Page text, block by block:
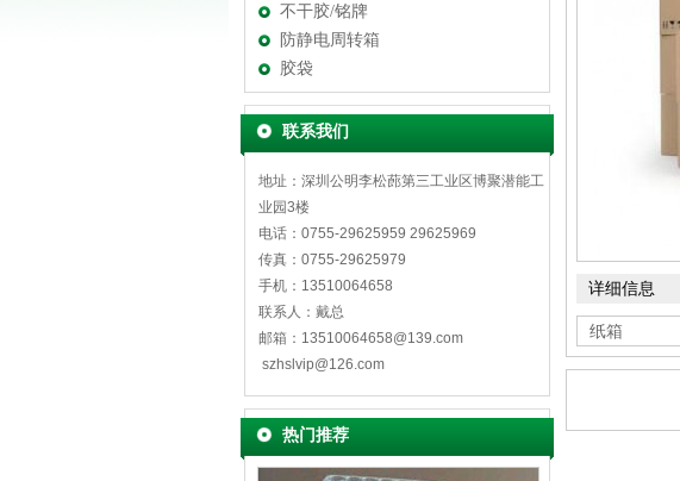
不干胶/铭牌
防静电周转箱
胶袋
联系我们
地址：深圳公明李松蓢第三工业区博聚潜能工
业园3楼
电话：0755-29625959 29625969
传真：0755-29625979
手机：13510064658
联系人：戴总
邮箱：13510064658@139.com
szhslvip@126.com
热门推荐
详细信息
纸箱